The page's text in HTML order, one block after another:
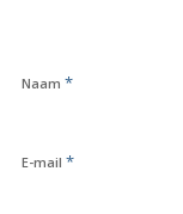
Naam *
E-mail *